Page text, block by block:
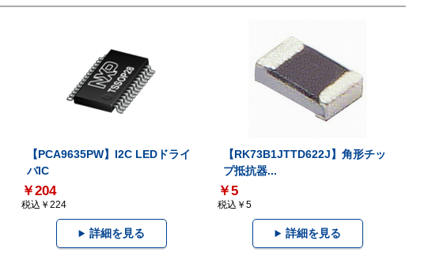
【PCA9635PW】I2C LEDドライ
バIC
￥204
税込￥224
詳細を見る
【RK73B1JTTD622J】角形チッ
プ抵抗器...
￥5
税込￥5
詳細を見る